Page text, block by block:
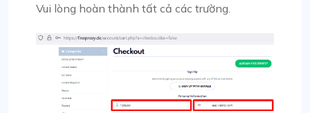
Vui lòng hoàn thành tất cả các trường.